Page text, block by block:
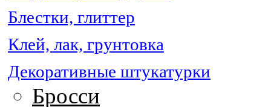
Блестки, глиттер
Клей, лак, грунтовка
Декоративные штукатурки
Бросси